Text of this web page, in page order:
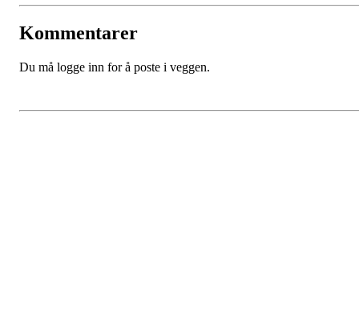
Kommentarer
Du må logge inn for å poste i veggen.